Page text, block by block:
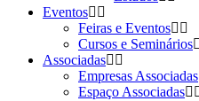
Eventos
Feiras e Eventos
Cursos e Seminários
Associadas
Empresas Associadas
Espaço Associadas